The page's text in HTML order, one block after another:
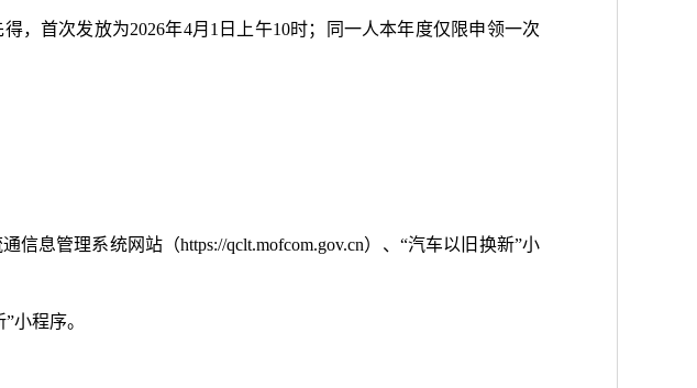
，首次发放为2026年4月1日上午10时；同一人本年度仅限申领一次
息管理系统网站（https://qclt.mofcom.gov.cn）、“汽车以旧换新”小
小程序。